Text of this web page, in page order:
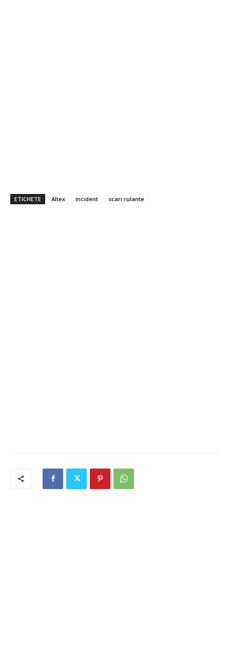
ETICHETE Altex incident scari rulante